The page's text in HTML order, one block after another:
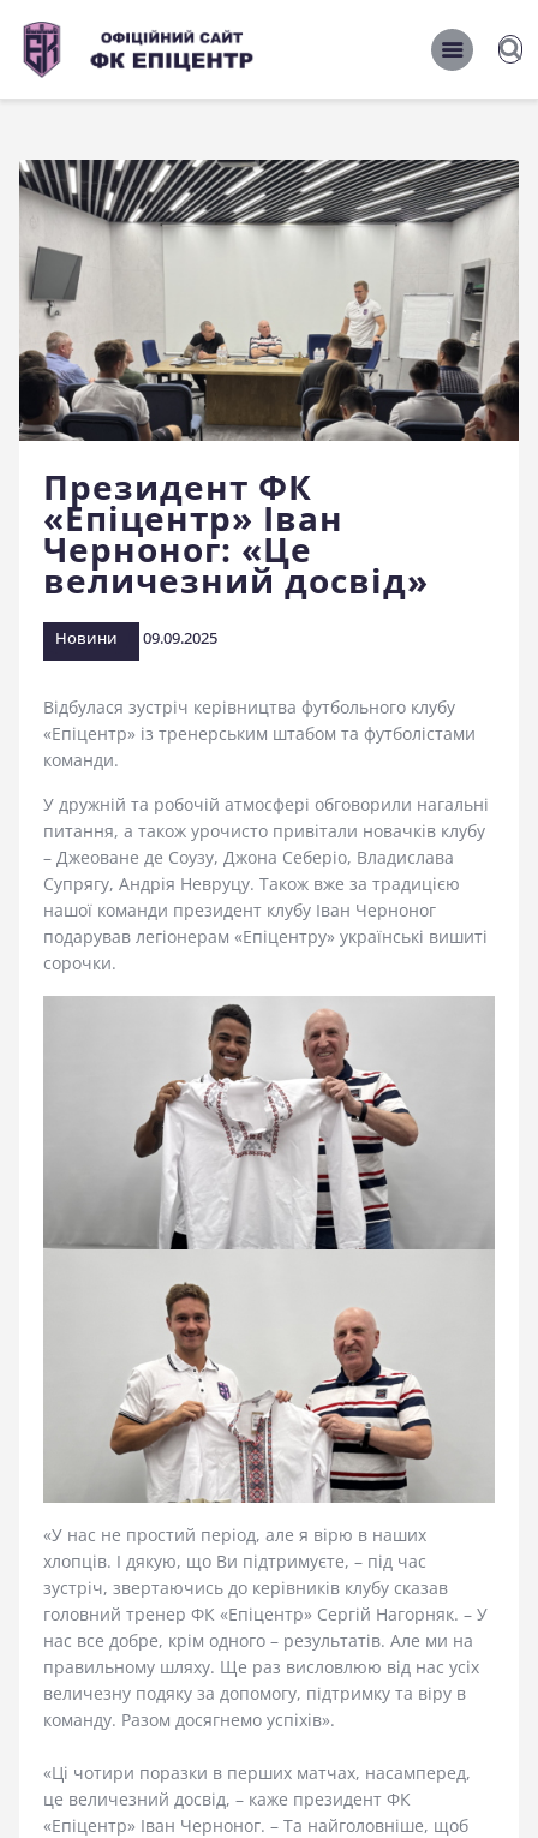
ОФІЦІЙНИЙ САЙТ ФК ЕПІЦЕНТР
ОФІЦІЙНИЙ САЙТ ФК ЕПІЦЕНТР
Головна
Новини
Фото
Історія
Клуб
Фан-шоп
Правила поведінки на
стадіоні
Президент ФК
«Епіцентр» Іван
Черноног: «Це
величезний досвід»
Новини 09.09.2025
Відбулася зустріч керівництва футбольного клубу
«Епіцентр» із тренерським штабом та футболістами
команди.
У дружній та робочій атмосфері обговорили нагальні
питання, а також урочисто привітали новачків клубу
– Джеоване де Соузу, Джона Себеріо, Владислава
Супрягу, Андрія Невруцу. Також вже за традицією
нашої команди президент клубу Іван Черноног
подарував легіонерам «Епіцентру» українські вишиті
сорочки.
«У нас не простий період, але я вірю в наших
хлопців. І дякую, що Ви підтримуєте, – під час
зустріч, звертаючись до керівників клубу сказав
головний тренер ФК «Епіцентр» Сергій Нагорняк. – У
нас все добре, крім одного – результатів. Але ми на
правильному шляху. Ще раз висловлюю від нас усіх
величезну подяку за допомогу, підтримку та віру в
команду. Разом досягнемо успіхів».
«Ці чотири поразки в перших матчах, насамперед,
це величезний досвід, – каже президент ФК
«Епіцентр» Іван Черноног. – Та найголовніше, щоб